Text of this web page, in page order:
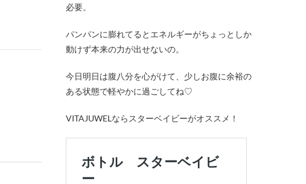
必要。
パンパンに膨れてるとエネルギーがちょっとしか
動けず本来の力が出せないの。
今日明日は腹八分を心がけて、少しお腹に余裕の
ある状態で軽やかに過ごしてね♡
VITAJUWELならスターベイビーがオススメ！